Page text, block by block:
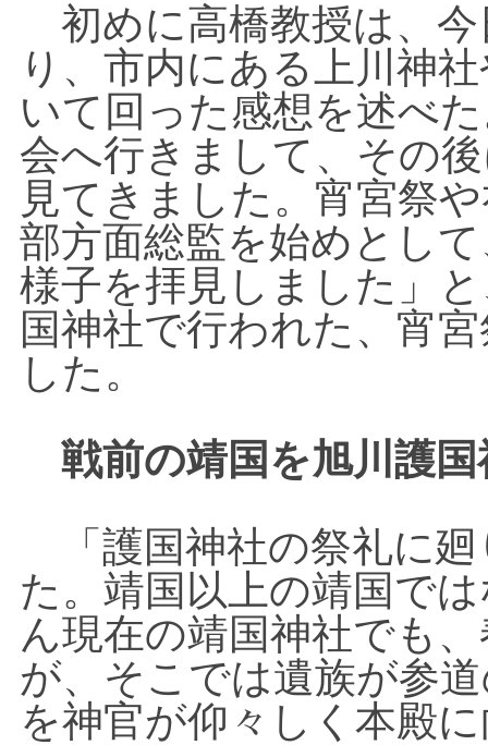
初めに高橋教授は、今
り、市内にある上川神
いて回った感想を述べ
会へ行きまして、その
見てきました。宵宮祭
部方面総監を始めとし
様子を拝見しました」
国神社で行われた、宵
した。
戦前の靖国を旭川護
「護国神社の祭礼に
た。靖国以上の靖国で
ん現在の靖国神社でも
が、そこでは遺族が参
を神官が仰々しく本殿